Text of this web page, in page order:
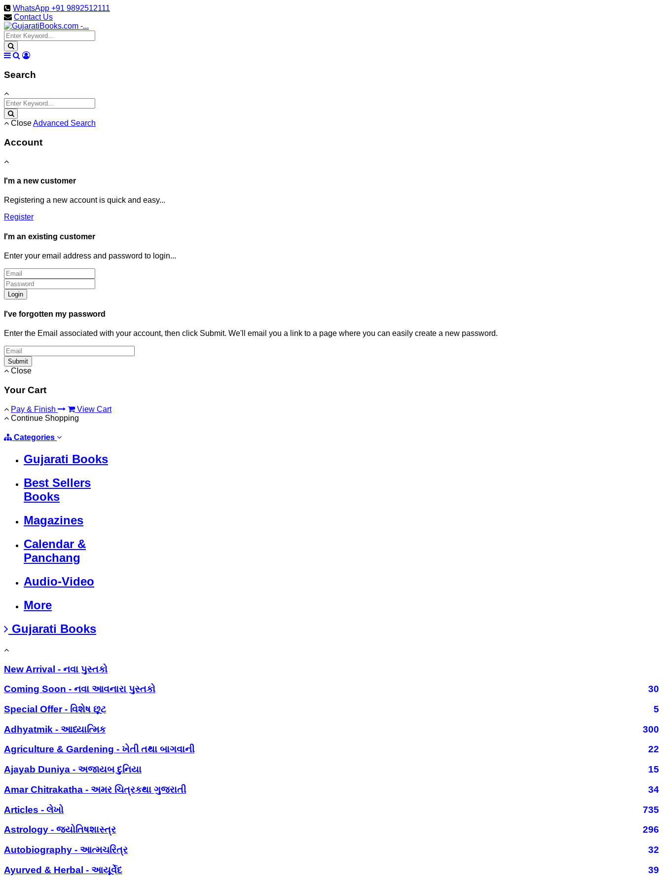
WhatsApp +91 9892512111
Contact Us
Search
CloseAdvanced Search
Account
I'm a new customer
Registering a new account is quick and easy...
Register
I'm an existing customer
Enter your email address and password to login...
Login
I've forgotten my password
Enter the Email associated with your account, then click Submit. We'll email you a link to a page where you can easily create a new password.
Submit
Close
Your Cart
Pay & Finish
View Cart
Continue Shopping
Categories
Gujarati Books
Best Sellers
Books
Magazines
Calendar &
Panchang
Audio-Video
More
Gujarati Books
New Arrival - નવા પુસ્તકો
Coming Soon - નવા આવનારા પુસ્તકો
30
Special Offer - વિશેષ છૂટ
5
Adhyatmik - આધ્યાત્મિક
300
Agriculture & Gardening - ખેતી તથા બાગવાની
22
Ajayab Duniya - અજાયબ દુનિયા
15
Amar Chitrakatha - અમર ચિત્રકથા ગુજરાતી
34
Articles - લેખો
735
Astrology - જ્યોતિષશાસ્ત્ર
296
Autobiography - આત્મચરિત્ર
32
Ayurved & Herbal - આયૂર્વેદ
39